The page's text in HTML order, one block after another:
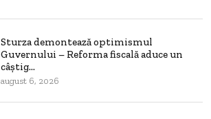
Sturza demontează optimismul
Guvernului – Reforma fiscală aduce un
câștig...
august 6, 2026